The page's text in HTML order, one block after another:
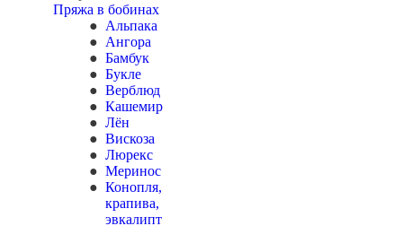
Пряжа в бобинах
Альпака
Ангора
Бамбук
Букле
Верблюд
Кашемир
Лён
Вискоза
Люрекс
Меринос
Конопля,
крапива,
эвкалипт